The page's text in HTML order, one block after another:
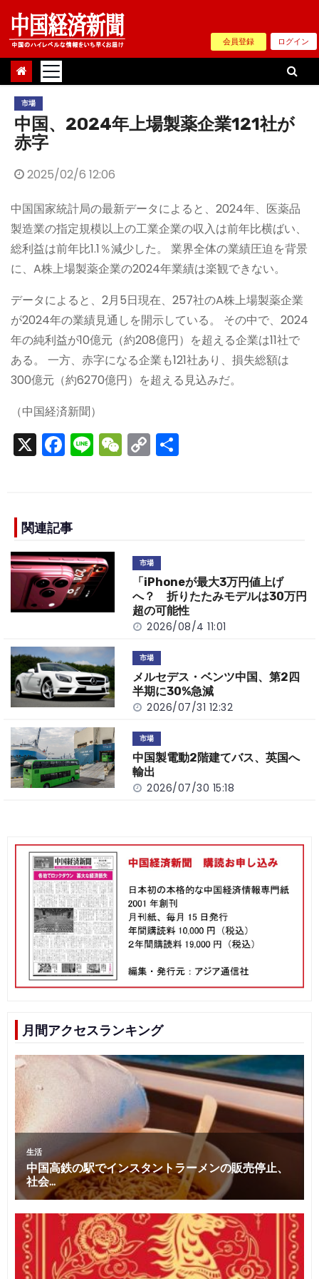
Skip
content
会員登録 ログイン
市場
中国、2024年上場製薬企業121社が
赤字
2025/02/6 12:06
中国国家統計局の最新データによると、2024年、医薬品
製造業の指定規模以上の工業企業の収入は前年比横ばい、
総利益は前年比1.1％減少した。 業界全体の業績圧迫を背景
に、A株上場製薬企業の2024年業績は楽観できない。
データによると、2月5日現在、257社のA株上場製薬企業
が2024年の業績見通しを開示している。 その中で、2024
年の純利益が10億元（約208億円）を超える企業は11社で
ある。 一方、赤字になる企業も121社あり、損失総額は
300億元（約6270億円）を超える見込みだ。
（中国経済新聞）
X F
a
e
b
o
o
k
Li
n
W
e
C
o
n
k
関連記事
市場
「iPhoneが最大3万円値上げ
へ？ 折りたたみモデルは30万円
超の可能性
2026/08/4 11:01
市場
メルセデス・ベンツ中国、第2四
半期に30%急減
2026/07/31 12:32
市場
中国製電動2階建てバス、英国へ
輸出
2026/07/30 15:18
月間アクセスランキング